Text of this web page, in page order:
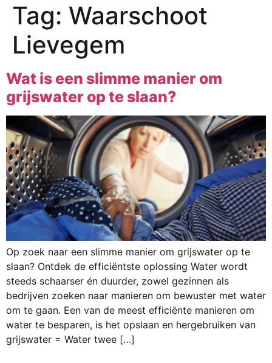
Tag: Waarschoot
Lievegem
Wat is een slimme manier om
grijswater op te slaan?
Op zoek naar een slimme manier om grijswater op te
slaan? Ontdek de efficiëntste oplossing Water wordt
steeds schaarser én duurder, zowel gezinnen als
bedrijven zoeken naar manieren om bewuster met water
om te gaan. Een van de meest efficiënte manieren om
water te besparen, is het opslaan en hergebruiken van
grijswater = Water twee […]